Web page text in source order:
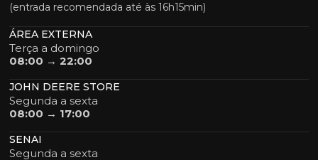
(entrada recomendada até às 16h15min)
ÁREA EXTERNA
Terça a domingo
08:00 → 22:00
JOHN DEERE STORE
Segunda a sexta
08:00 → 17:00
SENAI
Segunda a sexta